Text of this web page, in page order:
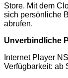
Store. Mit dem
sich persönliche
abrufen.
Unverbindliche
Internet Player
Verfügbarkeit: ab